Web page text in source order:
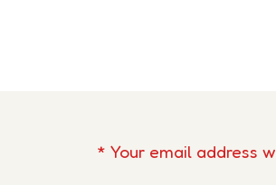
Your email address